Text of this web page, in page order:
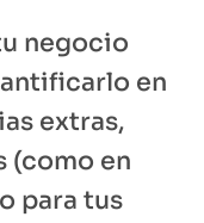
negocio
en
extras,
(como en
para tus